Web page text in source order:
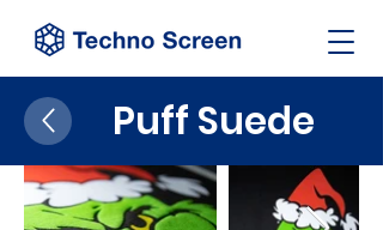
Puff Suede